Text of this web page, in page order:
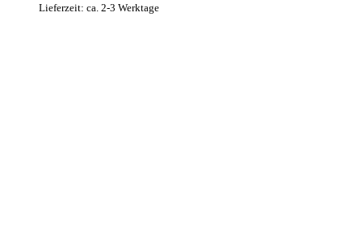
Lieferzeit: ca. 2-3 Werktage